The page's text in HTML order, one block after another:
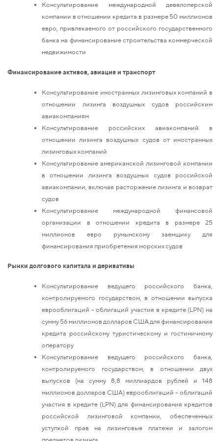
Консультирование международной девелоперской
компании в отношении кредита в размере 50 миллионов
евро, привлекаемого от российского государственного
банка на финансирование строительства коммерческой
недвижимости
Финансирование активов, авиация и транспорт
Консультирование иностранных лизинговых компаний в
отношении лизинга воздушных судов российским
авиакомпаниям
Консультирование российских авиакомпаний в
отношении лизинга воздушных судов от иностранных
лизинговых компаний
Консультирование американской лизинговой компании
в отношении лизинга воздушных судов российской
авиакомпании, включая расторжение лизинга и возврат
судов
Консультирование международной финансовой
организации в отношении кредита в размере 25
миллионов евро румынскому заемщику для
финансирования приобретения морских судов
Рынки долгового капитала и деривативы
Консультирование ведущего российского банка,
контролируемого государством, в отношении выпуска
еврооблигаций - облигаций участия в кредите (LPN) на
сумму 56 миллионов долларов США для финансирования
кредита российскому туристическому и гостиничному
оператору
Консультирование ведущего российского банка,
контролируемого государством, в отношении двух
выпусков (на сумму 8,8 миллиардов рублей и 148
миллионов долларов США) еврооблигаций - облигаций
участия в кредите (LPN) для финансирования кредитов
российской лизинговой компании, обеспеченных
уступкой прав на лизинговые платежи и залогом